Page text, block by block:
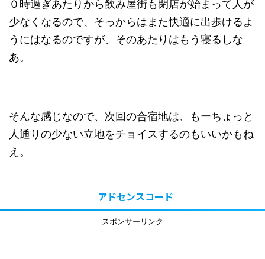
０時過ぎあたりから飲み屋街も閉店が始まって人が
少なくなるので、そっからはまた快適に出歩けるよ
うにはなるのですが、そのあたりはもう寝るしな
あ。
そんな感じなので、次回の合宿地は、もーちょっと
人通りの少ない立地をチョイスするのもいいかもね
え。
アドセンスコード
スポンサーリンク